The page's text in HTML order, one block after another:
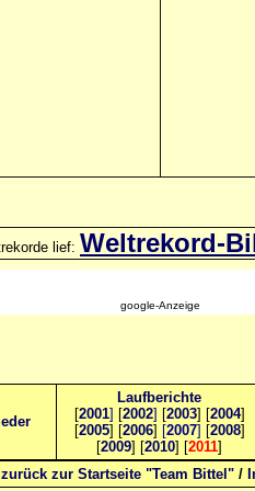
lief: Weltrekord-
google-Anzeige
Laufberichte
[2001] [2002] [2003] [2004]
[2005] [2006] [2007] [2008]
[2009] [2010] [2011]
zurück zur Startseite "Team Bittel"/